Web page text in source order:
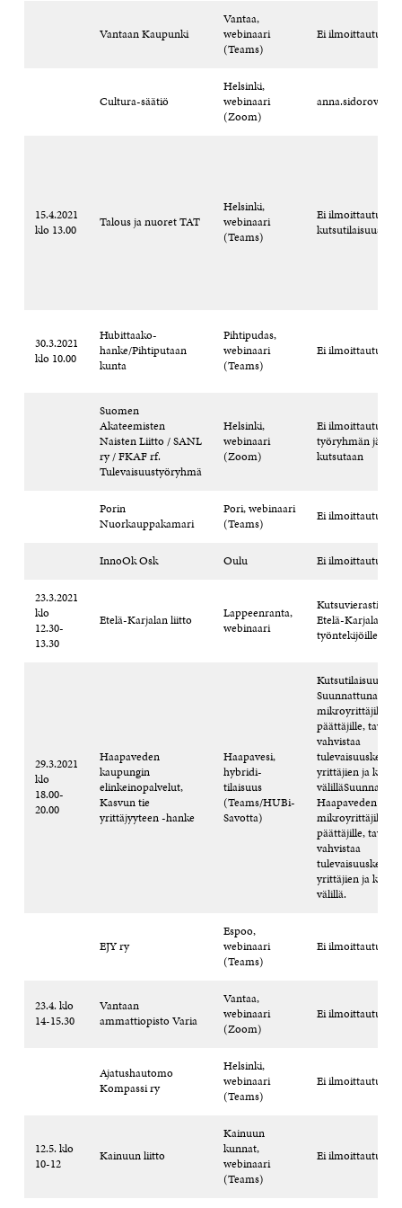
Vantaan Kaupunki
Vantaa,
webinaari
(Teams)
Ei
Cultura-säätiö
Helsinki,
webinaari
(Zoom)
15.4.2021
klo 13.00
Talous ja nuoret TAT
Helsinki,
webinaari
(Teams)
Ei
kutsutilaisuus
30.3.2021
klo 10.00
Hubittaako-
hanke/Pihtiputaan
kunta
Pihtipudas,
webinaari
(Teams)
Ei
Suomen
Akateemisten
Naisten Liitto / SANL
ry / FKAF rf.
Tulevaisuustyöryhmä
Helsinki,
webinaari
(Zoom)
Ei
työryhmän
kutsutaan
Porin
Nuorkauppakamari
Pori, webinaari
(Teams)
Ei
InnoOk Osk Oulu Ei
23.3.2021
klo
12.30-
13.30
Etelä-Karjalan liitto
Lappeenranta,
webinaari
Etelä-Karjalan
työntekijöille.
29.3.2021
klo
18.00-
20.00
Haapaveden
kaupungin
elinkeinopalvelut,
Kasvun tie
yrittäjyyteen -hanke
Haapavesi,
hybridi-
tilaisuus
(Teams/HUBi-
Savotta)
Kutsutilaisuus:
Suunnattuna
mikroyrittäjille ja
päättäjille,
vahvistaa
yrittäjien ja
Haapaveden
mikroyrittäjille ja
päättäjille,
vahvistaa
yrittäjien ja
välillä.
EJY ry
Espoo,
webinaari
(Teams)
Ei
23.4. klo
14-15.30
Vantaan
ammattiopisto Varia
Vantaa,
webinaari
(Zoom)
Ei
Ajatushautomo
Kompassi ry
Helsinki,
webinaari
(Teams)
Ei
12.5. klo
10-12
Kainuun liitto
Kainuun
kunnat,
webinaari
(Teams)
Ei